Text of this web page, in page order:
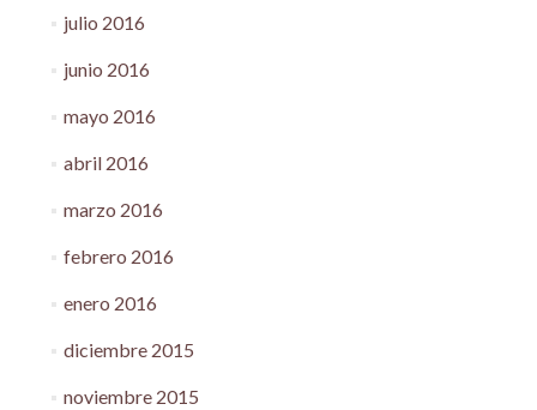
julio 2016
junio 2016
mayo 2016
abril 2016
marzo 2016
febrero 2016
enero 2016
diciembre 2015
noviembre 2015